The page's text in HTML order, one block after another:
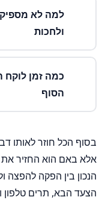
למה לא מספיק
ולחכות
כמה זמן לוקח
הסוף
בסוף הכל חוזר לאותו
אלא באם הוא החזיר את
הנכון בין הפקה
הצעד הבא, תרים